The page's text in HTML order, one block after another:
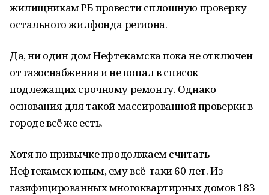
жилищникам РБ провести сплошную проверку
остального жилфонда региона.
Да, ни один дом Нефтекамска пока не отключен
от газоснабжения и не попал в список
подлежащих срочному ремонту. Однако
основания для такой массированной проверки в
городе всё же есть.
Хотя по привычке продолжаем считать
Нефтекамск юным, ему всё-таки 60 лет. Из
газифицированных многоквартирных домов 183